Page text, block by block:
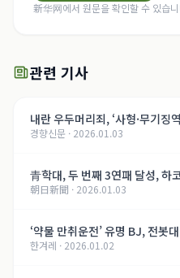
新华网에서 원문을 확인할 수 있습
관련 기사
내란 우두머리죄, ‘사형·무기징
란 재판, 윤석열의 운명은[법정
경향신문 · 2026.01.03
青학대, 두 번째 3연패 달성, 하
朝日新聞 · 2026.01.03
‘약물 만취운전’ 유명 BJ, 전봇
한겨레 · 2026.01.02